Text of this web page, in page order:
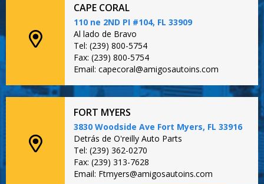
CAPE CORAL
110 ne 2ND PI #104, FL 33909
Al lado de Bravo
Tel: (239) 800-5754
Fax: (239) 800-5754
Email: capecoral@amigosautoins.com
FORT MYERS
3830 Woodside Ave Fort Myers, FL 33916
Detrás de O'reilly Auto Parts
Tel: (239) 362-0270
Fax: (239) 313-7628
Email: Ftmyers@amigosautoins.com